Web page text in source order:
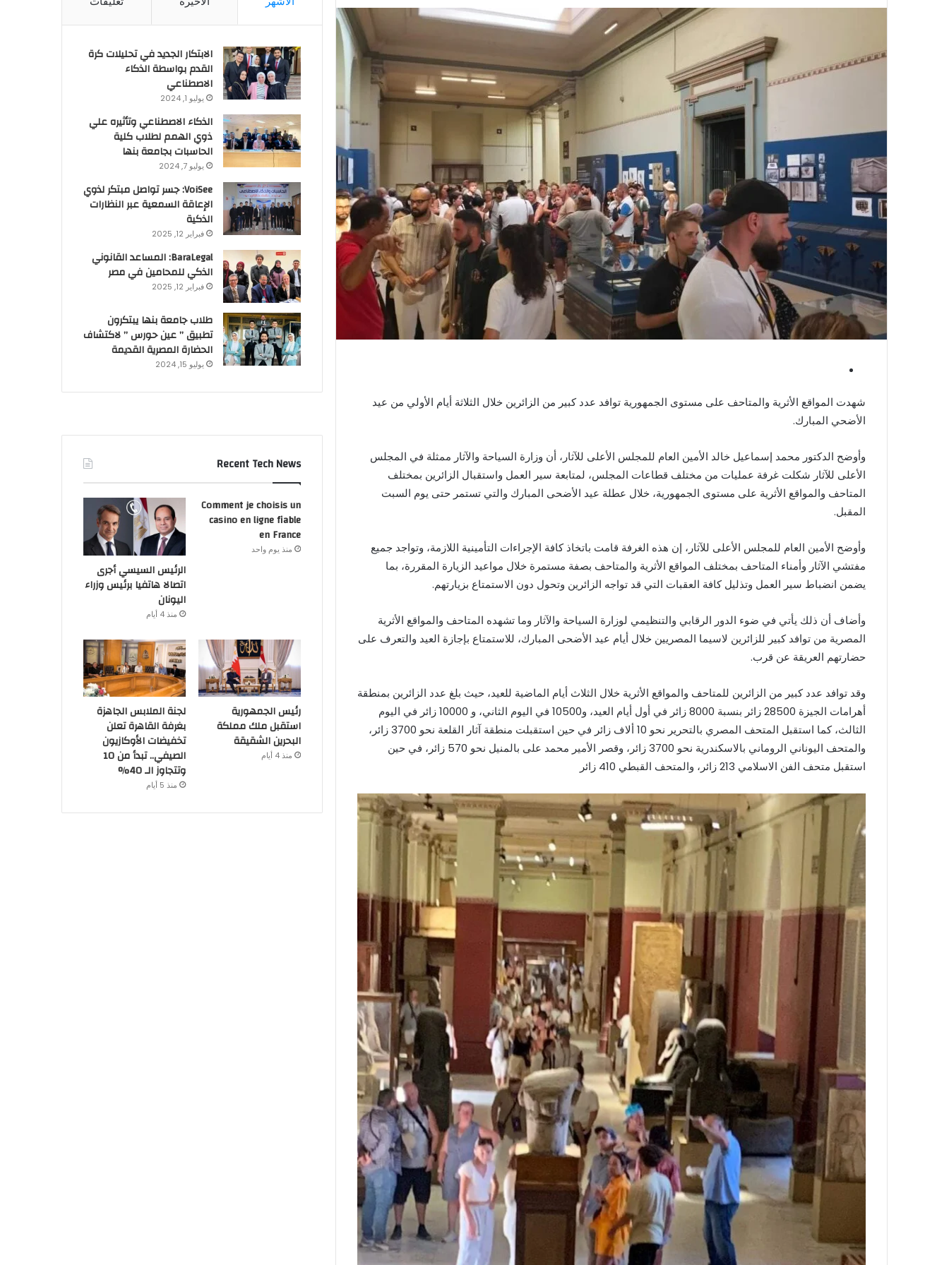
شهدت المواقع الأثرية والمتاحف على مستوى الجمهورية توافد عدد كبير من الزائرين خلال الثلاثة أيام الأولي من عيد
الأضحي المبارك.
وأوضح الدكتور محمد إسماعيل خالد الأمين العام للمجلس الأعلى للآثار، أن وزارة السياحة والآثار ممثلة في المجلس
الأعلى للآثار شكلت غرفة عمليات من مختلف قطاعات المجلس، لمتابعة سير العمل واستقبال الزائرين بمختلف
المتاحف والمواقع الأثرية على مستوى الجمهورية، خلال عطلة عيد الأضحى المبارك والتي تستمر حتى يوم السبت
المقبل.
وأوضح الأمين العام للمجلس الأعلى للآثار، إن هذه الغرفة قامت باتخاذ كافة الإجراءات التأمينية اللازمة، وتواجد جميع
مفتشي الآثار وأمناء المتاحف بمختلف المواقع الأثرية والمتاحف بصفة مستمرة خلال مواعيد الزيارة المقررة، بما
يضمن انضباط سير العمل وتذليل كافة العقبات التي قد تواجه الزائرين وتحول دون الاستمتاع بزيارتهم.
وأضاف أن ذلك يأتي في ضوء الدور الرقابي والتنظيمي لوزارة السياحة والآثار وما تشهده المتاحف والمواقع الأثرية
المصرية من توافد كبير للزائرين لاسيما المصريين خلال أيام عيد الأضحى المبارك، للاستمتاع بإجازة العيد والتعرف على
حضارتهم العريقة عن قرب.
وقد توافد عدد كبير من الزائرين للمتاحف والمواقع الأثرية خلال الثلاث أيام الماضية للعيد، حيث بلغ عدد الزائرين بمنطقة
أهرامات الجيزة 28500 زائر بنسبة 8000 زائر في أول أيام العيد، و10500 في اليوم الثاني، و 10000 زائر في اليوم
الثالث، كما استقبل المتحف المصري بالتحرير نحو 10 ألاف زائر في حين استقبلت منطقة آثار القلعة نحو 3700 زائر،
والمتحف اليوناني الروماني بالاسكندرية نحو 3700 زائر، وقصر الأمير محمد على بالمنيل نحو 570 زائر، في حين
استقبل متحف الفن الاسلامي 213 زائر، والمتحف القبطي 410 زائر
الابتكار الجديد في تحليلات كرة
القدم بواسطة الذكاء
الاصطناعي
يوليو 1, 2024
الذكاء الاصطناعي وتأثيره علي
ذوي الهمم لطلاب كلية
الحاسبات بجامعة بنها
يوليو 7, 2024
VoiSee: جسر تواصل مبتكر لذوي
الإعاقة السمعية عبر النظارات
الذكية
فبراير 12, 2025
BaraLegal: المساعد القانوني
الذكي للمحامين في مصر
فبراير 12, 2025
طلاب جامعة بنها يبتكرون
تطبيق ” عين حورس ” لاكتشاف
الحضارة المصرية القديمة
يوليو 15, 2024
Recent Tech News
Comment je choisis un
casino en ligne fiable
en France
منذ يوم واحد
الرئيس السيسي أجرى
اتصالا هاتفيا برئيس وزراء
اليونان
منذ 4 أيام
رئيس الجمهورية
استقبل ملك مملكة
البحرين الشقيقة
منذ 4 أيام
لجنة الملابس الجاهزة
بغرفة القاهرة تعلن
تخفيضات الأوكازيون
الصيفي.. تبدأ من 10
وتتجاوز الـ 40%
منذ 5 أيام